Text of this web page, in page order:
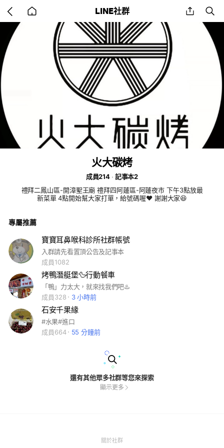
back
home
LINE社群 share
火大碳烤
成員214
記事本2
禮拜二鳳山區-開漳聖王廟 禮拜四阿蓮區-阿蓮夜市 下午3點放最
新菜單 4點開始幫大家打單，給號碼喔❤️ 謝謝大家😆
專屬推薦
寶寶耳鼻喉科診所社群帳號
入群請先看置頂公告及記事本
成員1082
烤鴨潛艇堡🦆行動餐車
「鴨」力太大，就來找我們吧♨️
成員328
3 小時前
石安千果緣
#水果#進口
成員664
55 分鐘前
還有其他眾多社群等您來探索
顯示更多
關於社群(Open